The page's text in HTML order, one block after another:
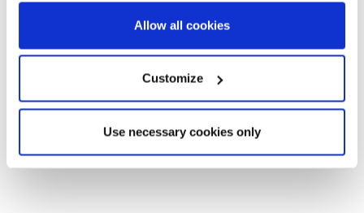
Allow all cookies
Customize
Use necessary cookies only